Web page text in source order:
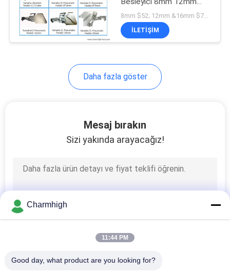
SMT Aksesuarları
Dalga kaynak
makinesi
16mm 24mm Evrensel
tip
8mm $52; 12mm &16mm $70 ; 24mm $220 MOQ:1
İLETIŞIM
Daha fazla göster
Mesaj bırakın
Sizi yakında arayacağız!
Charmhigh
11:44 PM
Good day, what product are you looking for?